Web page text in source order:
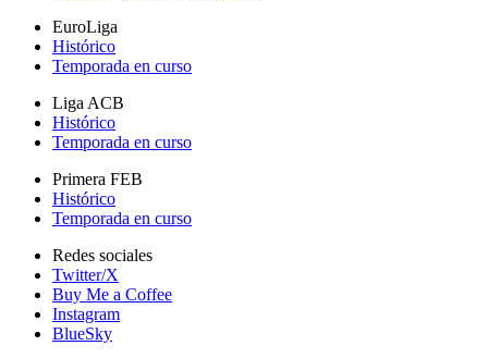
EuroLiga
Histórico
Temporada en curso
Liga ACB
Histórico
Temporada en curso
Primera FEB
Histórico
Temporada en curso
Redes sociales
Twitter/X
Buy Me a Coffee
Instagram
BlueSky